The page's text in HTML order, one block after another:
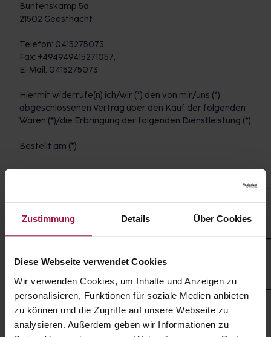
Zustimmung Details Über Cookies
Diese Webseite verwendet Cookies
Wir verwenden Cookies, um Inhalte und Anzeigen zu
personalisieren, Funktionen für soziale Medien anbieten
zu können und die Zugriffe auf unsere Webseite zu
analysieren. Außerdem geben wir Informationen zu
Buntenskamp 5a
21502 Geesthacht
Telefon: 0415275073
Fax: +494949415271057,
E-Mail: 0415275073
Hiermit widerrufe(n) ich/wir (*) den von mir/uns (*)
abgeschlossenen Vertrag über den Kauf der folgenden
Waren (*)/die Erbringung der folgenden Dienstleistung (*)
Bestellt am (*)
Anschrift des/der Verbraucher(s)